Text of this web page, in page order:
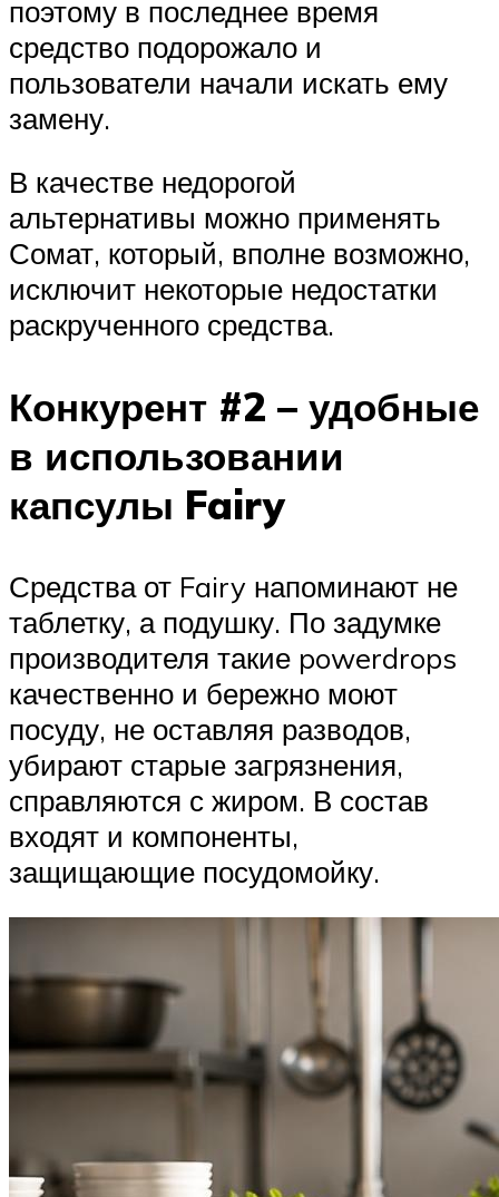
поэтому в последнее время
средство подорожало и
пользователи начали искать ему
замену.
В качестве недорогой
альтернативы можно применять
Сомат, который, вполне возможно,
исключит некоторые недостатки
раскрученного средства.
Конкурент #2 – удобные
в использовании
капсулы Fairy
Средства от Fairy напоминают не
таблетку, а подушку. По задумке
производителя такие powerdrops
качественно и бережно моют
посуду, не оставляя разводов,
убирают старые загрязнения,
справляются с жиром. В состав
входят и компоненты,
защищающие посудомойку.